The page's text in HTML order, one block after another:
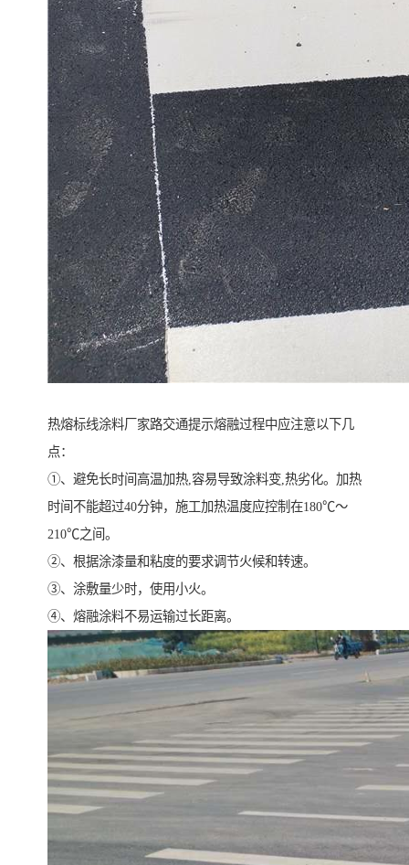
热熔标线涂料厂家路交通提示熔融过程中应注意以下几
点：
①、避免长时间高温加热,容易导致涂料变,热劣化。加热
时间不能超过40分钟，施工加热温度应控制在180℃～
210℃之间。
②、根据涂漆量和粘度的要求调节火候和转速。
③、涂敷量少时，使用小火。
④、熔融涂料不易运输过长距离。